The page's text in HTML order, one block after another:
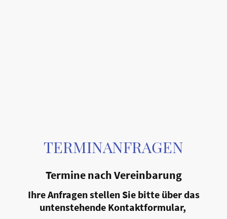
TERMINANFRAGEN
Termine nach Vereinbarung
Ihre Anfragen stellen Sie bitte über das
untenstehende Kontaktformular,